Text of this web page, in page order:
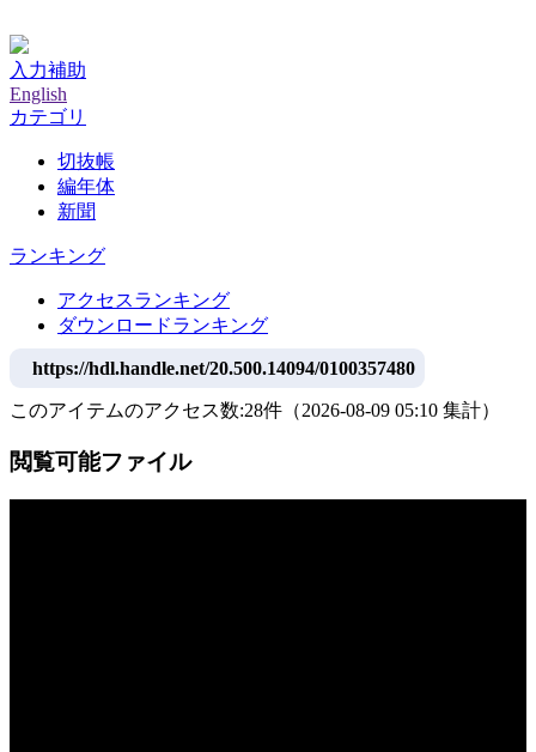
入力補助
English
カテゴリ
切抜帳
編年体
新聞
ランキング
アクセスランキング
ダウンロードランキング
https://hdl.handle.net/20.500.14094/0100357480
このアイテムのアクセス数:28件 （2026-08-09 05:10 集計）
閲覧可能ファイル